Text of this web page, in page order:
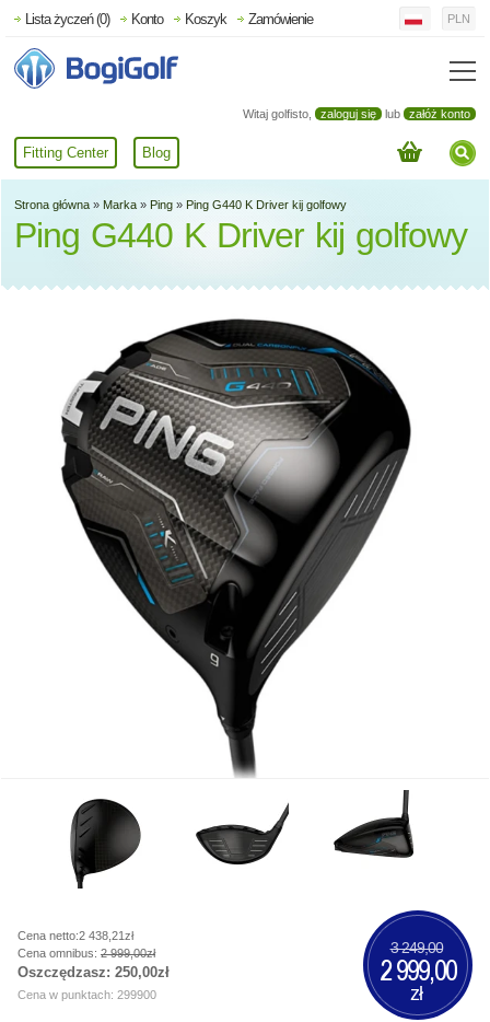
Witaj golfisto, zaloguj się lub załóż konto
Fitting Center Blog
Lista życzeń (0) Konto Koszyk Zamówienie PLN
Strona główna » Marka » Ping » Ping G440 K Driver kij golfowy
Ping G440 K Driver kij golfowy
Cena netto:2 438,21zł
Cena omnibus: 2 999,00zł
Oszczędzasz: 250,00zł
Cena w punktach: 299900
3 249,00
2 999,00
zł